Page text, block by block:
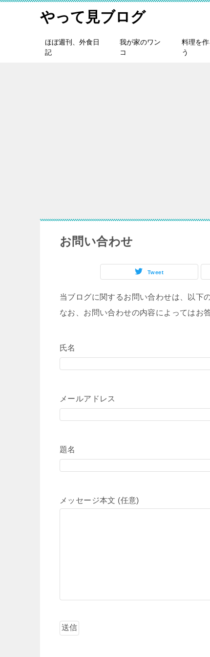
やって見ブログ
ほぼ週刊、外食日
記
我が家のワン
コ
料理を作
う
お問い合わせ
Tweet
当ブログに関するお問い合わせは、以下
なお、お問い合わせの内容によってはお
氏名
メールアドレス
題名
メッセージ本文 (任意)